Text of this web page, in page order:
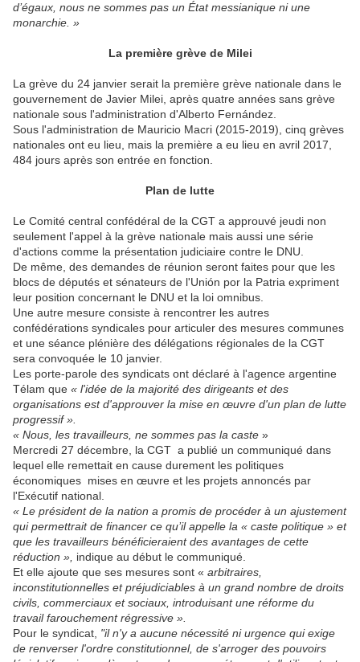
d’égaux, nous ne sommes pas un État messianique ni une
monarchie. »
La première grève de Milei
La grève du 24 janvier serait la première grève nationale dans le
gouvernement de Javier Milei, après quatre années sans grève
nationale sous l'administration d'Alberto Fernández.
Sous l'administration de Mauricio Macri (2015-2019), cinq grèves
nationales ont eu lieu, mais la première a eu lieu en avril 2017,
484 jours après son entrée en fonction.
Plan de lutte
Le Comité central confédéral de la CGT a approuvé jeudi non
seulement l'appel à la grève nationale mais aussi une série
d'actions comme la présentation judiciaire contre le DNU.
De même, des demandes de réunion seront faites pour que les
blocs de députés et sénateurs de l'Unión por la Patria expriment
leur position concernant le DNU et la loi omnibus.
Une autre mesure consiste à rencontrer les autres
confédérations syndicales pour articuler des mesures communes
et une séance plénière des délégations régionales de la CGT
sera convoquée le 10 janvier.
Les porte-parole des syndicats ont déclaré à l'agence argentine
Télam que « l'idée de la majorité des dirigeants et des
organisations est d'approuver la mise en œuvre d'un plan de lutte
progressif ».
« Nous, les travailleurs, ne sommes pas la caste »
Mercredi 27 décembre, la CGT a publié un communiqué dans
lequel elle remettait en cause durement les politiques
économiques mises en œuvre et les projets annoncés par
l'Exécutif national.
« Le président de la nation a promis de procéder à un ajustement
qui permettrait de financer ce qu’il appelle la « caste politique » et
que les travailleurs bénéficieraient des avantages de cette
réduction », indique au début le communiqué.
Et elle ajoute que ses mesures sont « arbitraires,
inconstitutionnelles et préjudiciables à un grand nombre de droits
civils, commerciaux et sociaux, introduisant une réforme du
travail farouchement régressive ».
Pour le syndicat, "il n'y a aucune nécessité ni urgence qui exige
de renverser l'ordre constitutionnel, de s'arroger des pouvoirs